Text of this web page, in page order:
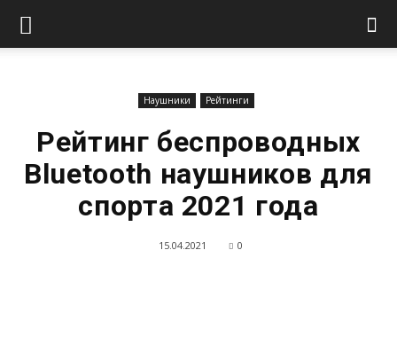
Наушники Рейтинги
Рейтинг беспроводных
Bluetooth наушников для
спорта 2021 года
15.04.2021 0